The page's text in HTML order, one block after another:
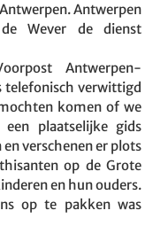
Antwerpen
Wever de dienst
Antwerpen-
telefonisch verwittigd
komen of we
plaatselijke gids
verschenen er plots
op de Grote
en hun ouders.
op te pakken was